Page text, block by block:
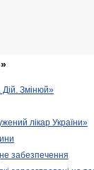
Дій. Змінюй»
лікар України»
забезпечення